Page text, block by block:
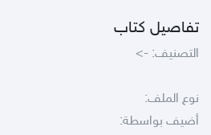
تفاصيل كتاب
التصنيف: ->
نوع الملف:
أضيف بواسطة: